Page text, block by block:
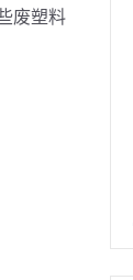
废塑料